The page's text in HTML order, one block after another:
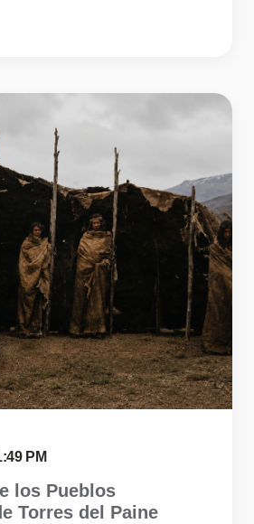
PM
los Pueblos
Torres del Paine